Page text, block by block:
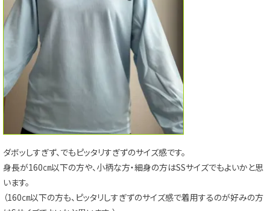
ダボッしすぎず、でもピッタリすぎずのサイズ感です。
身長が160㎝以下の方や、小柄な方・細身の方はSSサイズでもよいかと思
います。
（160㎝以下の方も、ピッタリしすぎずのサイズ感で着用するのが好みの方